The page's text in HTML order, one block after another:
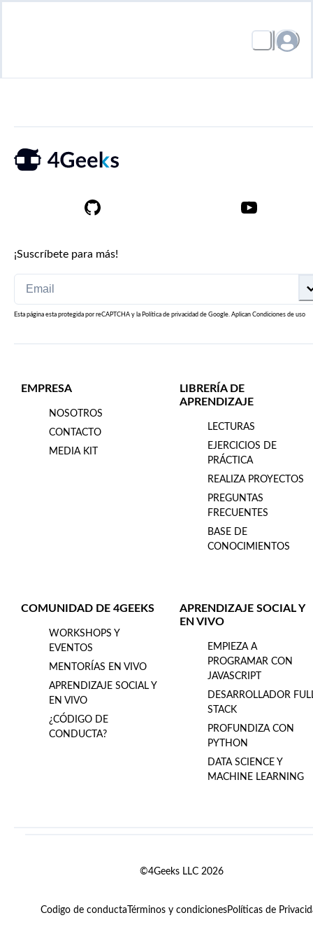
¡Suscríbete para más!
Esta página esta protegida por reCAPTCHA y la Política de privacidad de Google. Aplican Condiciones de uso
EMPRESA
NOSOTROS
CONTACTO
MEDIA KIT
LIBRERÍA DE
APRENDIZAJE
LECTURAS
EJERCICIOS DE
PRÁCTICA
REALIZA PROYECTOS
PREGUNTAS
FRECUENTES
BASE DE
CONOCIMIENTOS
COMUNIDAD DE 4GEEKS
WORKSHOPS Y
EVENTOS
MENTORÍAS EN VIVO
APRENDIZAJE SOCIAL Y
EN VIVO
¿CÓDIGO DE
CONDUCTA?
APRENDIZAJE SOCIAL Y
EN VIVO
EMPIEZA A
PROGRAMAR CON
JAVASCRIPT
DESARROLLADOR
STACK
PROFUNDIZA CON
PYTHON
DATA SCIENCE Y
MACHINE LEARNING
©4Geeks LLC 2026
Codigo de conducta Términos y condicionesPolíticas de